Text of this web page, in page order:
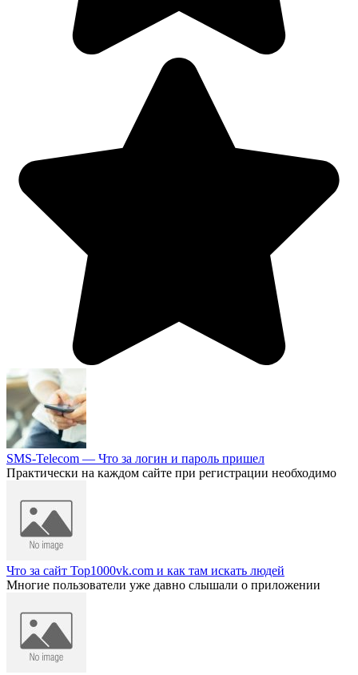
SMS-Telecom — Что за логин и пароль пришел
Практически на каждом сайте при регистрации необходимо
Что за сайт Top1000vk.com и как там искать людей
Многие пользователи уже давно слышали о приложении